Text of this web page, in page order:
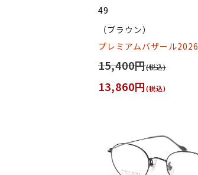
49
（ブラウン）
プレミアムバザール2026
15,400円(税込)
13,860円(税込)